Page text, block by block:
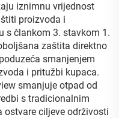
iznimnu vrijednost
proizvoda i
s člankom 3. stavkom 1.
zaštita direktno
smanjenjem
i pritužbi kupaca.
smanjuje otpad od
s tradicionalnim
ostvare ciljeve održivosti